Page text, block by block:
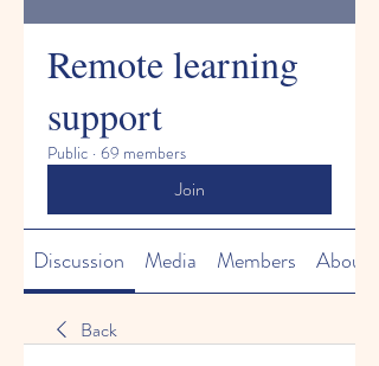
Remote learning
support
Public · 69 members
Join
Discussion Media Members About
Back